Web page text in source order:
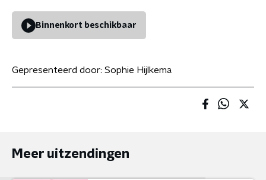
Binnenkort beschikbaar
Gepresenteerd door: Sophie Hijlkema
Meer uitzendingen